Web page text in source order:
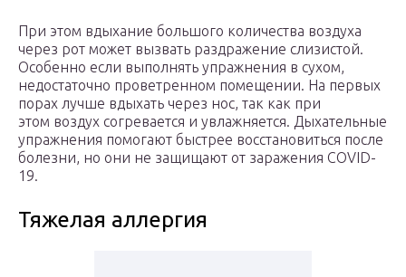
При этом вдыхание большого количества воздуха
через рот может вызвать раздражение слизистой.
Особенно если выполнять упражнения в сухом,
недостаточно проветренном помещении. На первых
порах лучше вдыхать через нос, так как при
этом воздух согревается и увлажняется. Дыхательные
упражнения помогают быстрее восстановиться после
болезни, но они не защищают от заражения COVID-
19.
Тяжелая аллергия